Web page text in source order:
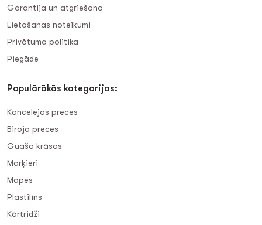
Garantija un atgriešana
Lietošanas noteikumi
Privātuma politika
Piegāde
Populārākās kategorijas:
Kancelejas preces
Biroja preces
Guaša krāsas
Marķieri
Mapes
Plastilīns
Kārtridži